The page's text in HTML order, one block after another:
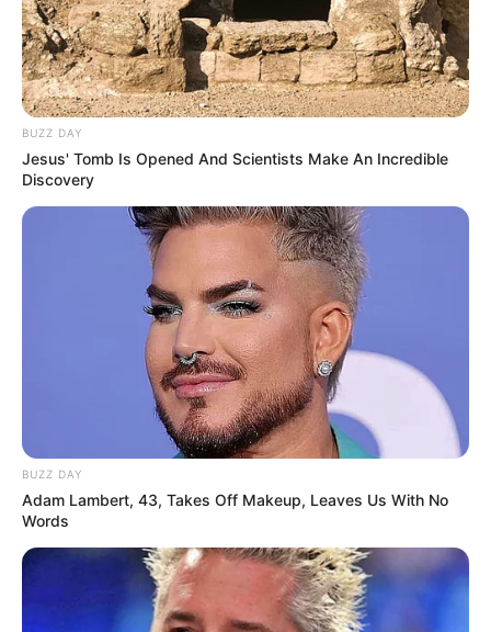
BUZZ DAY
Jesus' Tomb Is Opened And Scientists Make An Incredible
Discovery
BUZZ DAY
Adam Lambert, 43, Takes Off Makeup, Leaves Us With No
Words